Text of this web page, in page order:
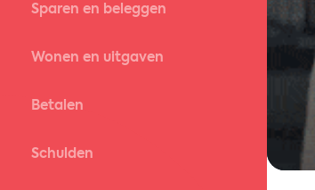
Sparen en beleggen
Wonen en uitgaven
Betalen
Schulden